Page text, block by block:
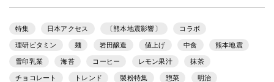
特集 日本アクセス 〔熊本地震影響〕 コラボ
理研ビタミン 麺 岩田醸造 値上げ 中食 熊本地震
雪印乳業 海苔 コーヒー レモン果汁 抹茶
チョコレート トレンド 製粉特集 惣菜 明治